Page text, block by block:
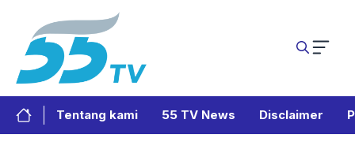
Tentang kami 55 TV News Disclaimer